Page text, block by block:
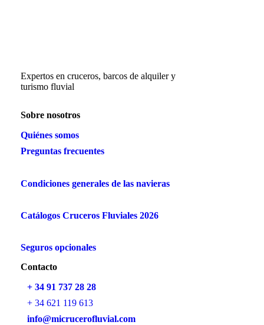
Expertos en cruceros, barcos de alquiler y
turismo fluvial
Sobre nosotros
Quiénes somos
Preguntas frecuentes
Condiciones generales de las navieras
Catálogos Cruceros Fluviales 2026
Seguros opcionales
Contacto
+ 34 91 737 28 28
+ 34 621 119 613
info@micrucerofluvial.com